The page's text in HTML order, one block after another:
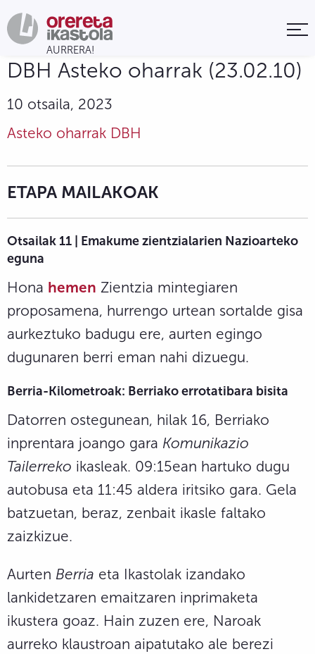
DBH Asteko oharrak (23.02.10)
10 otsaila, 2023
Asteko oharrak DBH
ETAPA MAILAKOAK
Otsailak 11 | Emakume zientzialarien Nazioarteko
eguna
Hona hemen Zientzia mintegiaren
proposamena, hurrengo urtean sortalde gisa
aurkeztuko badugu ere, aurten egingo
dugunaren berri eman nahi dizuegu.
Berria-Kilometroak: Berriako errotatibara bisita
Datorren ostegunean, hilak 16, Berriako
inprentara joango gara Komunikazio
Tailerreko ikasleak. 09:15ean hartuko dugu
autobusa eta 11:45 aldera iritsiko gara. Gela
batzuetan, beraz, zenbait ikasle faltako
zaizkizue.
Aurten Berria eta Ikastolak izandako
lankidetzaren emaitzaren inprimaketa
ikustera goaz. Hain zuzen ere, Naroak
aurreko klaustroan aipatutako ale berezi